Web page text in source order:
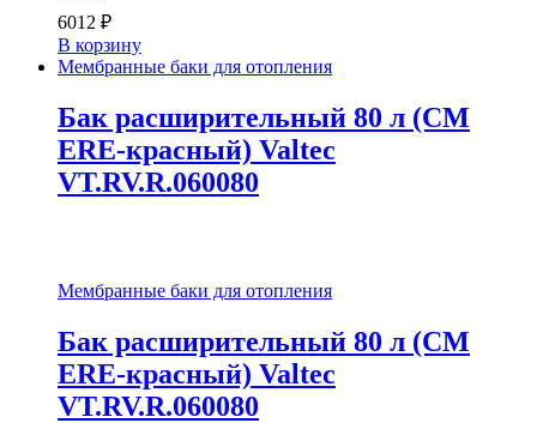
6012 ₽
В корзину
Мембранные баки для отопления
Бак расширительный 80 л (СМ
ЕRE-красный) Valtec
VT.RV.R.060080
Мембранные баки для отопления
Бак расширительный 80 л (СМ
ЕRE-красный) Valtec
VT.RV.R.060080